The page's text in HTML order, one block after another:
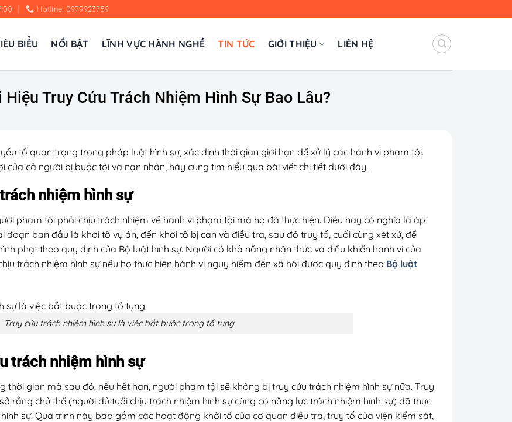
Hotline: 0979923759
BIỂU NỔI BẬT LĨNH VỰC HÀNH NGHỀ TIN TỨC GIỚI THIỆU LIÊN HỆ
Truy Cứu Trách Nhiệm Hình Sự Bao Lâu?
tố quan trọng trong pháp luật hình sự, xác định thời gian giới hạn để xử lý các hành vi phạm tội.
cả người bị buộc tội và nạn nhân, hãy cùng tìm hiểu qua bài viết chi tiết dưới đây.
nhiệm hình sự
phạm tội phải chịu trách nhiệm về hành vi phạm tội mà họ đã thực hiện. Điều này có nghĩa là áp
ban đầu là khởi tố vụ án, đến khởi tố bị can và điều tra, sau đó truy tố, cuối cùng xét xử, để
phạt theo quy định của Bộ luật hình sự. Người có khả năng nhận thức và điều khiển hành vi của
trách nhiệm hình sự nếu họ thực hiện hành vi nguy hiểm đến xã hội được quy định theo Bộ luật
Truy cứu trách nhiệm hình sự là việc bắt buộc trong tố tụng
trách nhiệm hình sự
thời gian mà sau đó, nếu hết hạn, người phạm tội sẽ không bị truy cứu trách nhiệm hình sự nữa. Truy
rằng chủ thể (người đủ tuổi chịu trách nhiệm hình sự cùng có năng lực trách nhiệm hình sự) đã thực
sự. Quá trình này bao gồm các hoạt động khởi tố của cơ quan điều tra, truy tố của viện kiểm sát,